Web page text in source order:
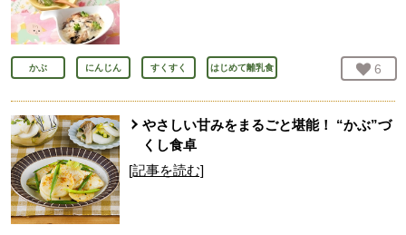
かぶ にんじん すくすく はじめて離乳食 お気
6
やさしい甘みをまるごと堪能！ “かぶ”づ
くし食卓
[記事を読む]